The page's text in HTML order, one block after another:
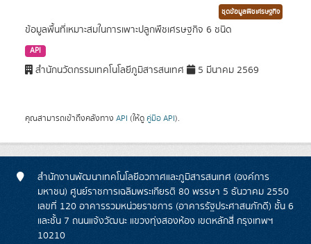
ชุดข้อมูลพืชเศรษฐกิจ
ข้อมูลพื้นที่เหมาะสมในการเพาะปลูกพืชเศรษฐกิจ 6 ชนิด
API
สำนักนวัตกรรมเทคโนโลยีภูมิสารสนเทศ 5 มีนาคม 2569
คุณสามารถเข้าถึงคลังทาง API (ให้ดู คู่มือ API).
สำนักงานพัฒนาเทคโนโลยีอวกาศและภูมิสารสนเทศ (องค์การ
มหาชน) ศูนย์ราชการเฉลิมพระเกียรติ 80 พรรษา 5 ธันวาคม 2550
เลขที่ 120 อาคารรวมหน่วยราชการ (อาคารรัฐประศาสนภักดี) ชั้น 6
และชั้น 7 ถนนแจ้งวัฒนะ แขวงทุ่งสองห้อง เขตหลักสี่ กรุงเทพฯ
10210